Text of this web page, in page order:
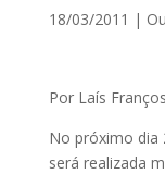
18/03/2011 |
Por Laís
No próximo dia
será realizada